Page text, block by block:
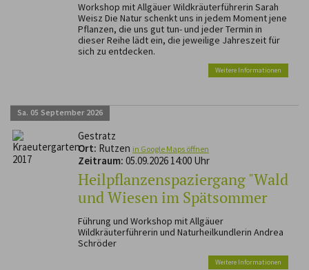
Workshop mit Allgäuer Wildkräuterführerin Sarah
Weisz Die Natur schenkt uns in jedem Moment jene
Pflanzen, die uns gut tun- und jeder Termin in
dieser Reihe lädt ein, die jeweilige Jahreszeit für
sich zu entdecken.
Weitere Informationen
Sa. 05 September 2026
Gestratz
Ort: Rutzen in Google Maps öffnen
Zeitraum: 05.09.2026 14:00 Uhr
Heilpflanzenspaziergang "Wald
und Wiesen im Spätsommer
Führung und Workshop mit Allgäuer
Wildkräuterführerin und Naturheilkundlerin Andrea
Schröder
Weitere Informationen